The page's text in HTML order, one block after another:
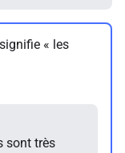
« les
sont très